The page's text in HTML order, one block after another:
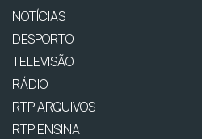
NOTÍCIAS
DESPORTO
TELEVISÃO
RÁDIO
RTP ARQUIVOS
RTP ENSINA